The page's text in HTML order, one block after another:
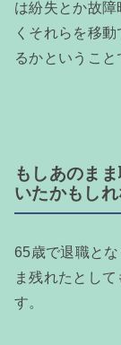
は紛失とか故
くそれらを移
るかということ
もしあのま
いたかもし
65歳で退職と
ま残れたとし
す。